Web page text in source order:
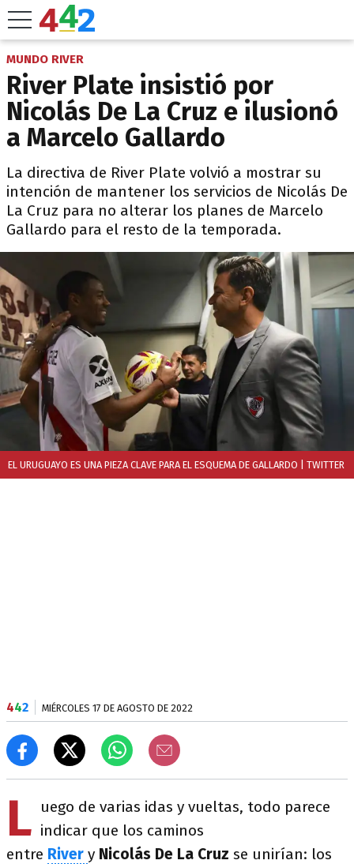
MUNDO RIVER
River Plate insistió por
Nicolás De La Cruz e ilusionó
a Marcelo Gallardo
La directiva de River Plate volvió a mostrar su
intención de mantener los servicios de Nicolás De
La Cruz para no alterar los planes de Marcelo
Gallardo para el resto de la temporada.
EL URUGUAYO ES UNA PIEZA CLAVE PARA EL ESQUEMA DE GALLARDO | TWITTER
442 MIÉRCOLES 17 DE AGOSTO DE 2022
L uego de varias idas y vueltas, todo parece
indicar que los caminos
entre River y Nicolás De La Cruz se unirían: los